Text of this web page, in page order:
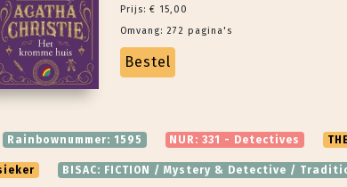
Prijs: € 15,00
Omvang: 272 pagina's
Bestel
Rainbownummer: 1595 NUR: 331 - Detectives
BISAC: FICTION / Mystery & Detective /